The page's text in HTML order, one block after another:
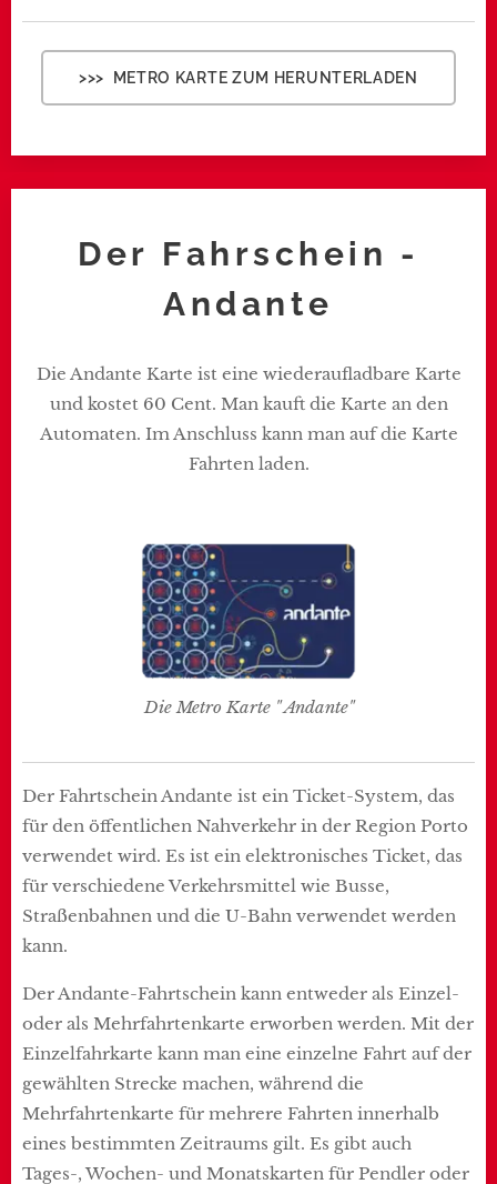
>>> METRO KARTE ZUM HERUNTERLADEN
Der Fahrschein -
Andante
Die Andante Karte ist eine wiederaufladbare Karte
und kostet 60 Cent. Man kauft die Karte an den
Automaten. Im Anschluss kann man auf die Karte
Fahrten laden.
Die Metro Karte " Andante"
Der Fahrtschein Andante ist ein Ticket-System, das
für den öffentlichen Nahverkehr in der Region Porto
verwendet wird. Es ist ein elektronisches Ticket, das
für verschiedene Verkehrsmittel wie Busse,
Straßenbahnen und die U-Bahn verwendet werden
kann.
Der Andante-Fahrtschein kann entweder als Einzel-
oder als Mehrfahrtenkarte erworben werden. Mit der
Einzelfahrkarte kann man eine einzelne Fahrt auf der
gewählten Strecke machen, während die
Mehrfahrtenkarte für mehrere Fahrten innerhalb
eines bestimmten Zeitraums gilt. Es gibt auch
Tages-, Wochen- und Monatskarten für Pendler oder